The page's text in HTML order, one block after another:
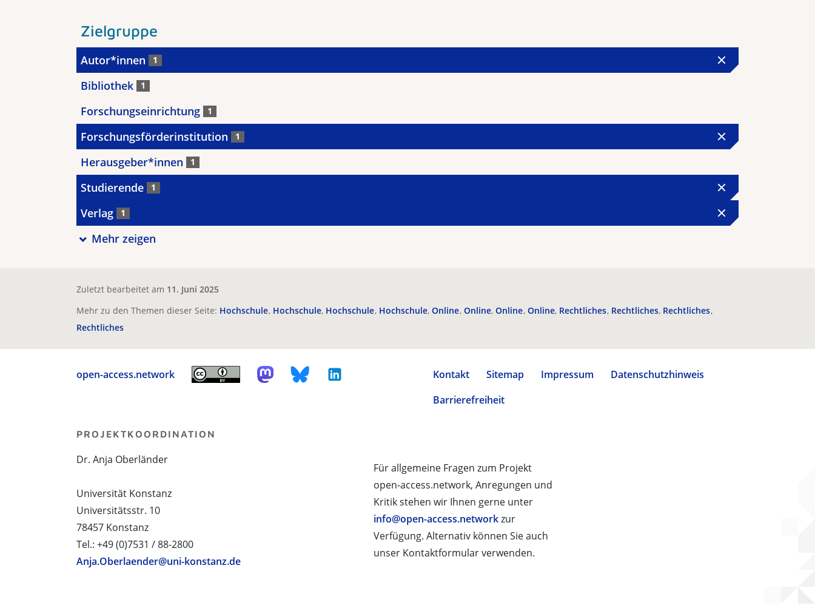
Zielgruppe
Autor*innen 1
Bibliothek 1
Forschungseinrichtung 1
Forschungsförderinstitution 1
Herausgeber*innen 1
Studierende 1
Verlag 1
Mehr zeigen
Zuletzt bearbeitet am 11. Juni 2025
Mehr zu den Themen dieser Seite: Hochschule Hochschule Hochschule Hochschule Online Online Online Online Rechtliches Rechtliches Rechtliches
Rechtliches
open-access.network Kontakt Sitemap Impressum
Datenschutzhinweis
Barrierefreiheit
Für allgemeine Fragen zum Projekt
open-access.network, Anregungen und
Kritik stehen wir Ihnen gerne unter
info@open-access.networkzur
Verfügung. Alternativ können Sie auch
unser Kontaktformular verwenden.
PROJEKTKOORDINATION
Dr. Anja Oberländer
Universität Konstanz
Universitätsstr. 10
78457 Konstanz
Tel.: +49 (0)7531 / 88-2800
Anja.Oberlaender@uni-konstanz.de